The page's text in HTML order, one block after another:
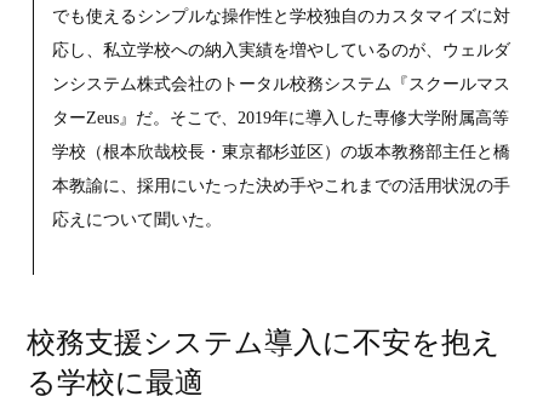
でも使えるシンプルな操作性と学校独自のカスタマイズに対
応し、私立学校への納入実績を増やしているのが、ウェルダ
ンシステム株式会社のトータル校務システム『スクールマス
ターZeus』だ。そこで、2019年に導入した専修大学附属高等
学校（根本欣哉校長・東京都杉並区）の坂本教務部主任と橋
本教諭に、採用にいたった決め手やこれまでの活用状況の手
応えについて聞いた。
校務支援システム導入に不安を抱え
る学校に最適